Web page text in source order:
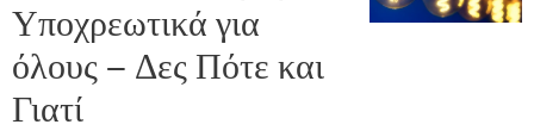
Υποχρεωτικά για
όλους – Δες Πότε και
Γιατί